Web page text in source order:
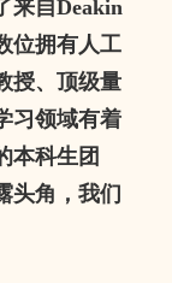
来自Deakin
位拥有人工
授、顶级量
习领域有着
本科生团
头角，我们